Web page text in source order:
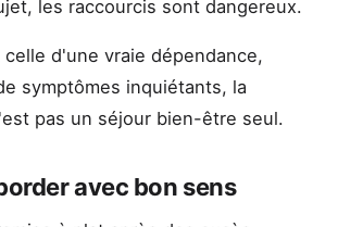
les raccourcis sont dangereux.
d'une vraie dépendance,
symptômes inquiétants, la
pas un séjour bien-être seul.
avec bon sens